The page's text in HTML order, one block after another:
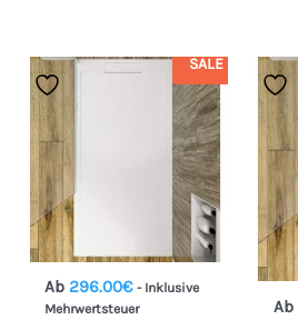
SALE
Ab 296.00€ - Inklusive
Mehrwertsteuer
Ab